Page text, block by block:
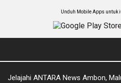
Unduh Mobile Apps untuk
Jelajahi ANTARA News Ambon,